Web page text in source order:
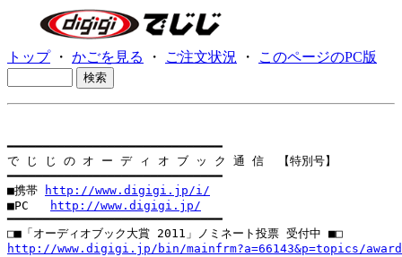
トップ・ かごを見る ・ ご注文状況 ・ このページのPC版
━━━━━━━━━━━━━━━━━━━━━━━━━━━━━━
で じ じ の オ ー デ ィ オ ブ ッ ク 通 信  【特別号】
━━━━━━━━━━━━━━━━━━━━━━━━━━━━━━
■携帯
http://www.digigi.jp/i/
■PC
http://www.digigi.jp/
━━━━━━━━━━━━━━━━━━━━━━━━━━━━━━
http://www.digigi.jp/bin/mainfrm?a=66143&p=topics/